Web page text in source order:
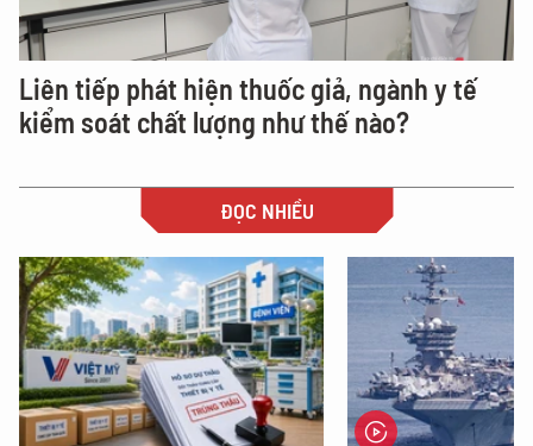
Liên tiếp phát hiện thuốc giả, ngành y tế
kiểm soát chất lượng như thế nào?
ĐỌC NHIỀU